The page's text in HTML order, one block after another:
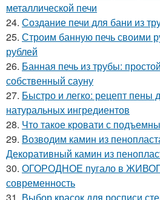
металлической печи
24. Создание печи для бани из
25. Строим банную печь своими
рублей
26. Банная печь из трубы:
собственный сауну
27. Быстро и легко: рецепт пены
натуральных ингредиентов
28. Что такое кровати с
29. Возводим камин из
Декоративный камин из
30. ОГОРОДНОЕ пугало в
современность
31. Выбор красок для росписи